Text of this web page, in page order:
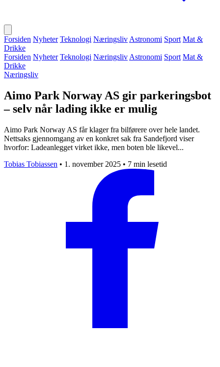
Forsiden Nyheter Teknologi Næringsliv Astronomi Sport Mat &
Drikke
Forsiden Nyheter Teknologi Næringsliv Astronomi Sport Mat &
Drikke
Næringsliv
Aimo Park Norway AS gir parkeringsbot
– selv når lading ikke er mulig
Aimo Park Norway AS får klager fra bilførere over hele landet.
Nettsaks gjennomgang av en konkret sak fra Sandefjord viser
hvorfor: Ladeanlegget virket ikke, men boten ble likevel...
Tobias Tobiassen • 1. november 2025 • 7 min lesetid